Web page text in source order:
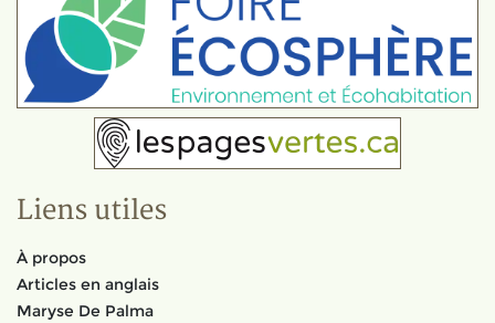
Liens utiles
À propos
Articles en anglais
Maryse De Palma